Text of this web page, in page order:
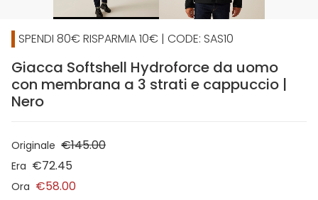
SPENDI 80€ RISPARMIA 10€ | CODE: SAS10
Giacca Softshell Hydroforce da uomo
con membrana a 3 strati e cappuccio |
Nero
Originale €145.00
Era €72.45
Ora €58.00